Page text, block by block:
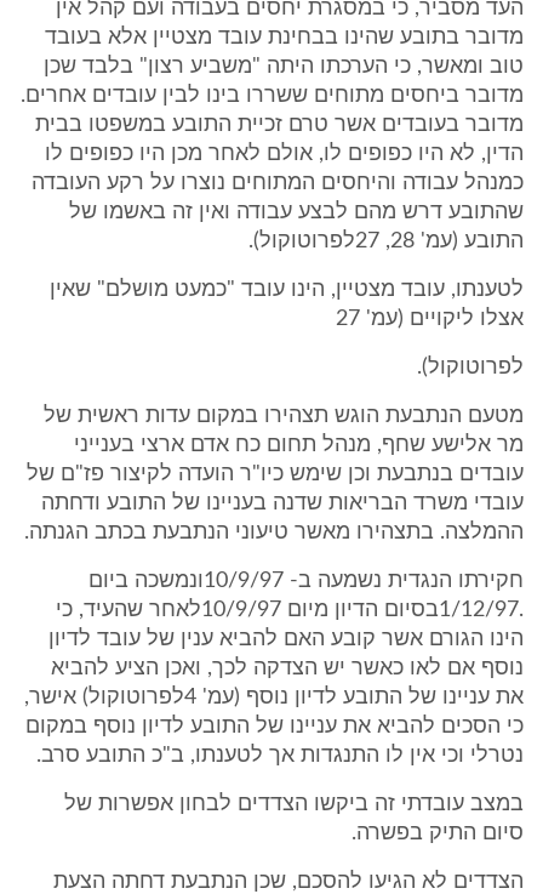
העד מסביר, כי במסגרת יחסים בעבודה ועם קהל אין
מדובר בתובע שהינו בבחינת עובד מצטיין אלא בעובד
טוב ומאשר, כי הערכתו היתה "משביע רצון" בלבד שכן
מדובר ביחסים מתוחים ששררו בינו לבין עובדים אחרים.
מדובר בעובדים אשר טרם זכיית התובע במשפטו בבית
הדין, לא היו כפופים לו, אולם לאחר מכן היו כפופים לו
כמנהל עבודה והיחסים המתוחים נוצרו על רקע העובדה
שהתובע דרש מהם לבצע עבודה ואין זה באשמו של
התובע (עמ' 28, 27לפרוטוקול).
לטענתו, עובד מצטיין, הינו עובד "כמעט מושלם" שאין
אצלו ליקויים (עמ' 27
לפרוטוקול).
מטעם הנתבעת הוגש תצהירו במקום עדות ראשית של
מר אלישע שחף, מנהל תחום כח אדם ארצי בענייני
עובדים בנתבעת וכן שימש כיו"ר הועדה לקיצור פז"ם של
עובדי משרד הבריאות שדנה בעניינו של התובע ודחתה
ההמלצה. בתצהירו מאשר טיעוני הנתבעת בכתב הגנתה.
חקירתו הנגדית נשמעה ב- 10/9/97ונמשכה ביום
.1/12/97בסיום הדיון מיום 10/9/97לאחר שהעיד, כי
הינו הגורם אשר קובע האם להביא ענין של עובד לדיון
נוסף אם לאו כאשר יש הצדקה לכך, ואכן הציע להביא
את עניינו של התובע לדיון נוסף (עמ' 4לפרוטוקול) אישר,
כי הסכים להביא את עניינו של התובע לדיון נוסף במקום
נטרלי וכי אין לו התנגדות אך לטענתו, ב"כ התובע סרב.
במצב עובדתי זה ביקשו הצדדים לבחון אפשרות של
סיום התיק בפשרה.
הצדדים לא הגיעו להסכם, שכן הנתבעת דחתה הצעת